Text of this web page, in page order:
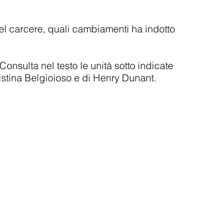
carcere, quali cambiamenti ha indotto
nel testo le unità sotto indicate
Belgioioso e di Henry Dunant.